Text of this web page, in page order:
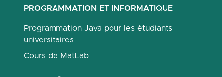
PROGRAMMATION ET INFORMATIQUE
Programmation Java pour les étudiants
universitaires
Cours de MatLab